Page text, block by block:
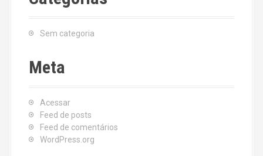
Sem categoria
Meta
Acessar
Feed de posts
Feed de comentários
WordPress.org